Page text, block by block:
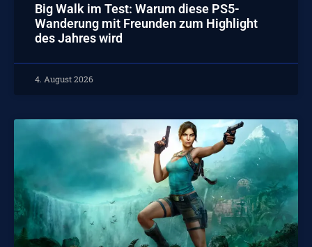
Big Walk im Test: Warum diese PS5-
Wanderung mit Freunden zum Highlight
des Jahres wird
4. August 2026